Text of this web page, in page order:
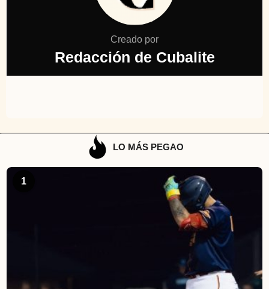
Creado por
Redacción de Cubalite
LO MÁS PEGAO
1